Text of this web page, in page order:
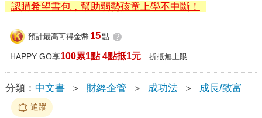
認購希望書包，幫助弱勢孩童上學不中斷！
預計最高可得金幣 15點 ?
HAPPY GO享100累1點 4點抵1元 折抵無上限
分類： 中文書 ＞ 財經企管 ＞ 成功法 ＞ 成長/致富
追蹤